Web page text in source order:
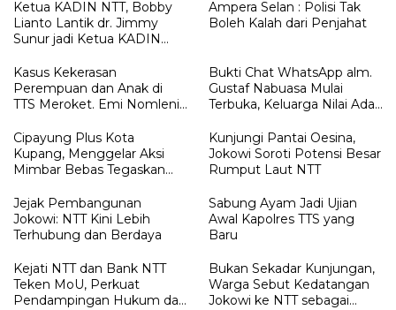
Ketua KADIN NTT, Bobby
Lianto Lantik dr. Jimmy
Sunur jadi Ketua KADIN
Ampera Selan : Polisi Tak
Boleh Kalah dari Penjahat
Kasus Kekerasan
Perempuan dan Anak di
TTS Meroket. Emi Nomleni :
Paling Aman
Bukti Chat WhatsApp alm.
Gustaf Nabuasa Mulai
Terbuka, Keluarga Nilai Ada
Belum Didalami Penyidik
Cipayung Plus Kota
Kupang, Menggelar Aksi
Mimbar Bebas Tegaskan
Gelar “RAJA TIMOR”
Kepada JOKO WIDODO
Kunjungi Pantai Oesina,
Jokowi Soroti Potensi Besar
Rumput Laut NTT
Jejak Pembangunan
Jokowi: NTT Kini Lebih
Terhubung dan Berdaya
Sabung Ayam Jadi Ujian
Awal Kapolres TTS yang
Baru
Kejati NTT dan Bank NTT
Teken MoU, Perkuat
Pendampingan Hukum dan
Bukan Sekadar Kunjungan,
Warga Sebut Kedatangan
Jokowi ke NTT sebagai